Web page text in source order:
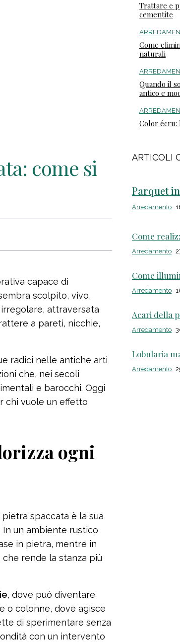
come si
capace di
scolpito, vivo,
attraversata
a pareti, nicchie,
radici nelle antiche arti
che, nei secoli
e barocchi. Oggi
chi vuole un effetto
ogni
spaccata è la sua
In un ambiente rustico
in pietra, mentre in
rende la stanza più
, dove può diventare
o colonne, dove agisce
di sperimentare senza
con un intervento
Trattare e
cementite
Come
naturali
Quando il
antico e
Color écru:
ARTICOLI
Parquet
Arredamento
Come
Arredamento
Come
Arredamento
Acari della
Arredamento
Lobularia
Arredamento